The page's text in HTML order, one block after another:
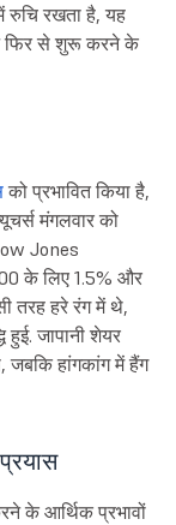
रुचि रखता है, यह
फिर से शुरू करने के
को प्रभावित किया है,
मंगलवार को
Jones
के लिए 1.5% और
तरह हरे रंग में थे,
जापानी शेयर
जबकि हांगकांग में हैंग
के आर्थिक प्रभावों